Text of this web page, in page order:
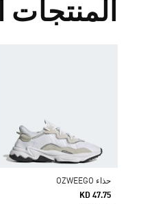
حذاء OZWEEGO
KD 47.75